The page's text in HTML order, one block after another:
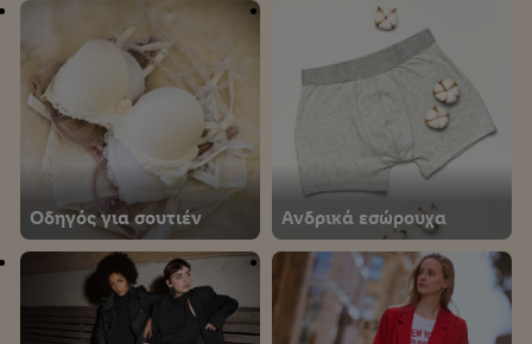
Οδηγός για σουτιέν Ανδρικά εσώρουχα